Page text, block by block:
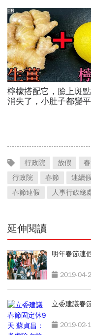
檸檬搭配它，臉上斑
消失了，小肚子都變
PR
行政院 放假
行政院
春節 連續
春節連假
人事行政總
延伸閱讀
明年春節連
2019-04-
立委建議春
2019-02-